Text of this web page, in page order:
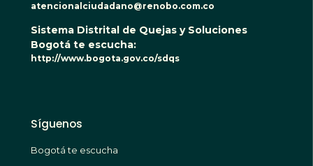
atencionalciudadano@renobo.com.co
Sistema Distrital de Quejas y Soluciones
Bogotá te escucha:
http://www.bogota.gov.co/sdqs
Síguenos
Bogotá te escucha